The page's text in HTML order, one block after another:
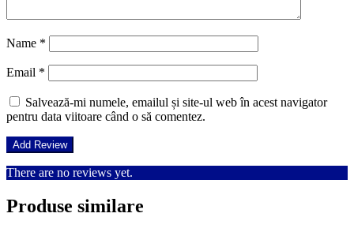
Name *
Email *
Salvează-mi numele, emailul și site-ul web în acest navigator
pentru data viitoare când o să comentez.
There are no reviews yet.
Produse similare